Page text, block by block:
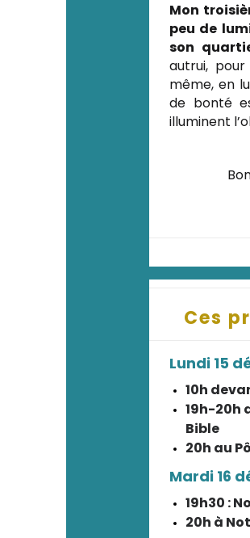
Mon
peu de
son
autrui,
même, en
de bonté
illuminent
Ces
Lundi 15
10h
19h-20h
Bible
20h au
Mardi 16
19h30 :
20h à